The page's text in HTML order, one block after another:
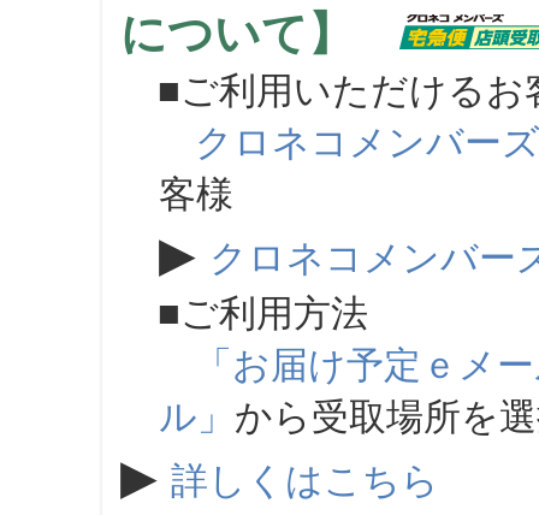
について】
■ご利用いただけるお
クロネコメンバーズ
客様
▶ クロネコメンバー
■ご利用方法
「お届け予定ｅメ
ル」 から受取場所を
▶ 詳しくはこちら